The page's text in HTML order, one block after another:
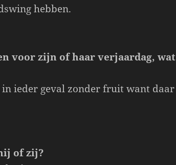
hebben.
voor zijn of haar verjaardag, wat
in ieder geval zonder fruit want daar
of zij?